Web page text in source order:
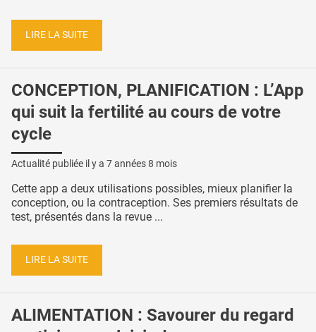
LIRE LA SUITE
CONCEPTION, PLANIFICATION : L’App
qui suit la fertilité au cours de votre
cycle
Actualité publiée il y a 7 années 8 mois
Cette app a deux utilisations possibles, mieux planifier la
conception, ou la contraception. Ses premiers résultats de
test, présentés dans la revue ...
LIRE LA SUITE
ALIMENTATION : Savourer du regard